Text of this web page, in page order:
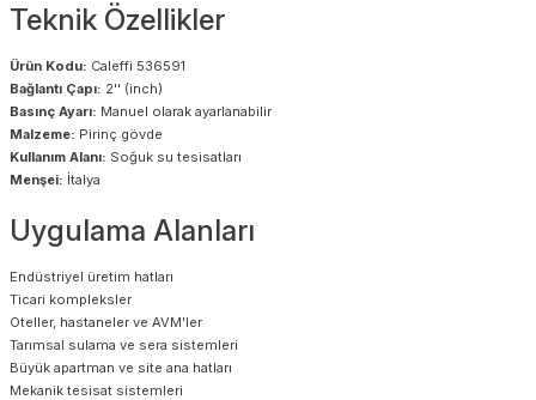
Teknik Özellikler
Ürün Kodu: Caleffi 536591
Bağlantı Çapı: 2'' (inch)
Basınç Ayarı: Manuel olarak ayarlanabilir
Malzeme: Pirinç gövde
Kullanım Alanı: Soğuk su tesisatları
Menşei: İtalya
Uygulama Alanları
Endüstriyel üretim hatları
Ticari kompleksler
Oteller, hastaneler ve AVM'ler
Tarımsal sulama ve sera sistemleri
Büyük apartman ve site ana hatları
Mekanik tesisat sistemleri